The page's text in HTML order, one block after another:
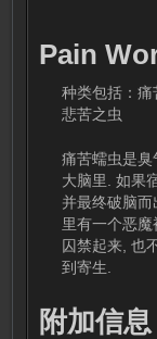
Pain
种类包括：痛
悲苦之虫
痛苦蠕虫是
大脑里. 如果
并最终破脑
里有一个恶
囚禁起来, 也
到寄生.
附加信息